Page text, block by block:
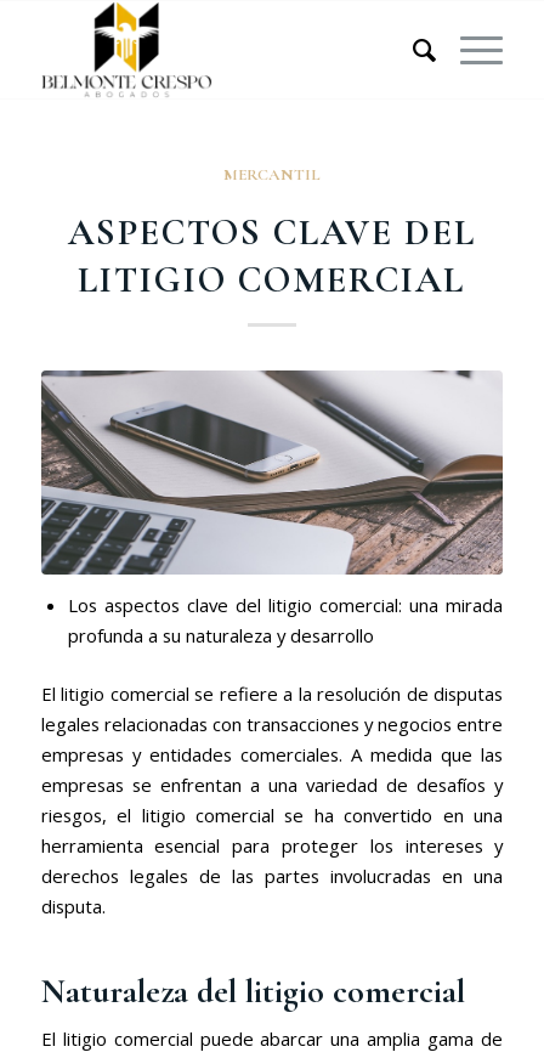
MERCANTIL
ASPECTOS CLAVE DEL
LITIGIO COMERCIAL
Los aspectos clave del litigio comercial: una mirada
profunda a su naturaleza y desarrollo
El litigio comercial se refiere a la resolución de disputas
legales relacionadas con transacciones y negocios entre
empresas y entidades comerciales. A medida que las
empresas se enfrentan a una variedad de desafíos y
riesgos, el litigio comercial se ha convertido en una
herramienta esencial para proteger los intereses y
derechos legales de las partes involucradas en una
disputa.
Naturaleza del litigio comercial
El litigio comercial puede abarcar una amplia gama de